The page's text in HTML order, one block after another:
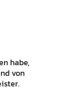
habe,
von